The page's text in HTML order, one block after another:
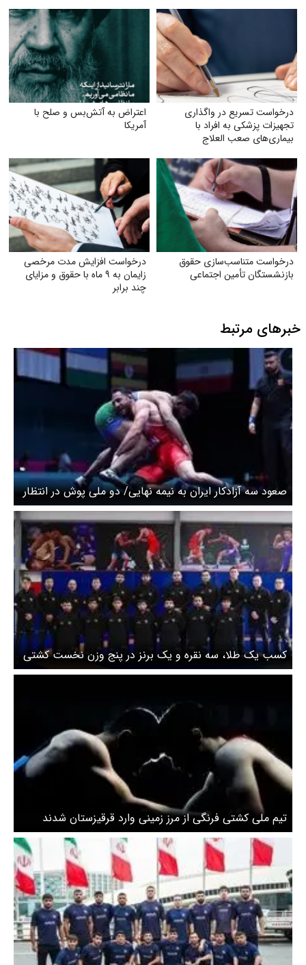
درخواست تسریع در واگذاری
تجهیزات پزشکی به افراد با
بیماری‌های صعب العلاج
اعتراض به آتش‌بس و صلح با
آمریکا
درخواست متناسب‌سازی حقوق
بازنشستگان تأمین اجتماعی
درخواست افزایش مدت مرخصی
زایمان به ۹ ماه با حقوق و مزایای
چند برابر
خبرهای مرتبط
صعود سه آزادکار ایران به نیمه نهایی/ دو ملی پوش در انتظار
نتیجه حریفان
کسب یک طلا، سه نقره و یک برنز در پنج وزن نخست کشتی
فرنگی قهرمانی آسیا
تیم ملی کشتی فرنگی از مرز زمینی وارد قرقیزستان شدند